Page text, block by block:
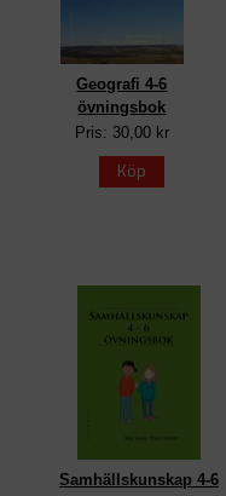
Geografi 4-6
övningsbok
Pris: 30,00 kr
Köp
Samhällskunskap 4-6